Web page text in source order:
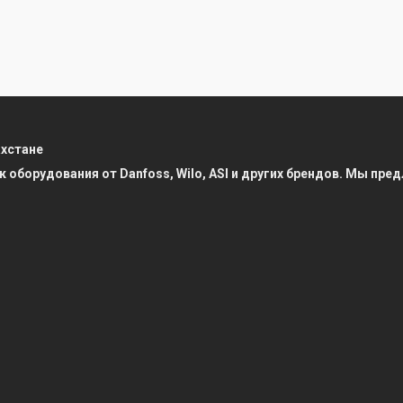
от Danfoss, Wilo, ASI и других брендов. Мы